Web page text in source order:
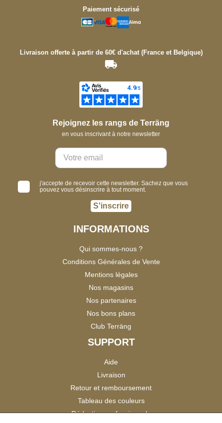
Paiement sécurisé
Livraison offerte à partir de 60€ d'achat (France et Belgique)
Rejoignez les rangs de Terräng
en vous inscrivant à notre newsletter
j'accepte de recevoir cette newsletter. Sachez que vous
pouvez vous désinscrire à tout moment.
S'inscrire
INFORMATIONS
Qui sommes-nous ?
Conditions Générales de Vente
Mentions légales
Nos magasins
Nos partenaires
Nos bons plans
Club Terräng
SUPPORT
Aide
Livraison
Retour et remboursement
Tableau des couleurs
Réduction professionnels